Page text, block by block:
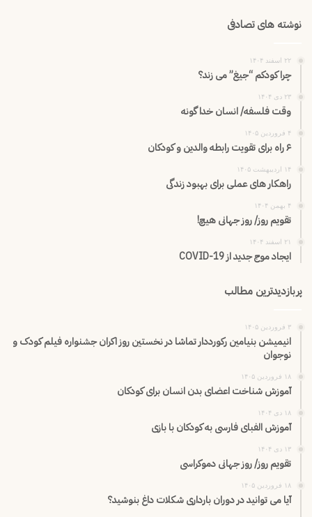
نوشته های تصادفی
۲۲ اسفند ۱۴۰۴
چرا کودکم “جیغ” می زند؟
۲۳ دی ۱۴۰۴
وقت فلسفه/ انسان خدا گونه
۴ فروردین ۱۴۰۵
۶ راه برای تقویت رابطه والدین و کودکان
۱۴ اردیبهشت ۱۴۰۵
راهکار های عملی برای بهبود زندگی
۴ بهمن ۱۴۰۴
تقویم روز/ روز جهانی هیچ!
۲۱ اسفند ۱۴۰۴
ایجاد موج جدید از COVID-19
پربازدیدترین مطالب
۳ فروردین ۱۴۰۵
انیمیشن بنیامین رکورددار تماشا در نخستین روز اکران‌ جشنواره فیلم کودک و
نوجوان
۱۸ فروردین ۱۴۰۵
آموزش شناخت اعضای بدن انسان برای کودکان
۱۸ دی ۱۴۰۴
آموزش الفبای فارسی به کودکان با بازی
۱۳ دی ۱۴۰۴
تقویم روز/ روز جهانی دموکراسی
۱۸ فروردین ۱۴۰۵
آیا می توانید در دوران بارداری شکلات داغ بنوشید؟